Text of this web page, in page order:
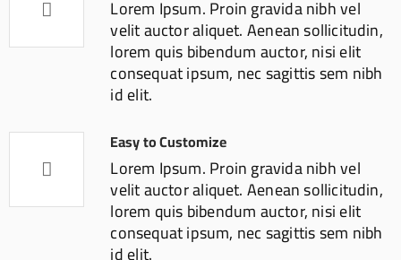
Lorem Ipsum. Proin gravida nibh vel
velit auctor aliquet. Aenean sollicitudin,
lorem quis bibendum auctor, nisi elit
consequat ipsum, nec sagittis sem nibh
id elit.
Easy to Customize
Lorem Ipsum. Proin gravida nibh vel
velit auctor aliquet. Aenean sollicitudin,
lorem quis bibendum auctor, nisi elit
consequat ipsum, nec sagittis sem nibh